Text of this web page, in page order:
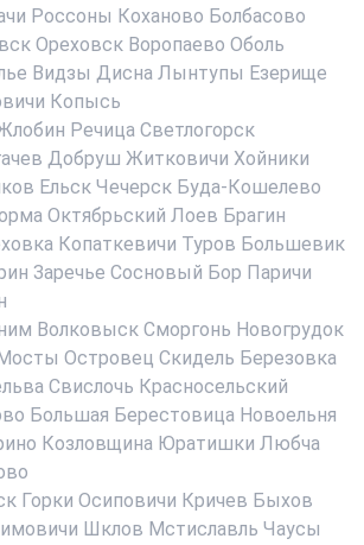
Россоны Коханово Болбасово
Ореховск Воропаево Оболь
Видзы Дисна Лынтупы Езерище
Копысь
Речица Светлогорск
Добруш Житковичи Хойники
Ельск Чечерск Буда-Кошелево
Октябрьский Лоев Брагин
Копаткевичи Туров Большевик
Заречье Сосновый Бор Паричи
Волковыск Сморгонь Новогрудок
Островец Скидель Березовка
Свислочь Красносельский
Большая Берестовица Новоельня
Козловщина Юратишки Любча
Горки Осиповичи Кричев Быхов
Шклов Мстиславль Чаусы